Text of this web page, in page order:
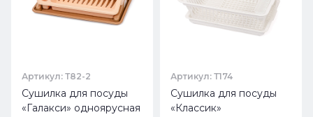
Артикул: Т82-2
Сушилка для посуды
«Галакси» одноярусная
Артикул: Т174
Сушилка для посуды
«Классик»